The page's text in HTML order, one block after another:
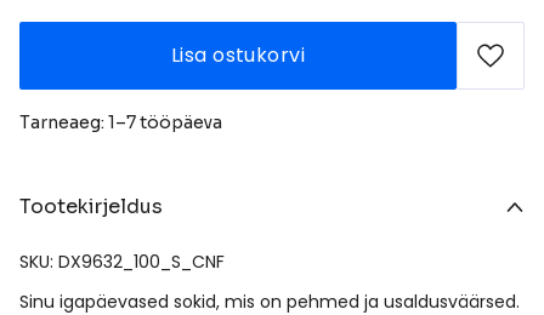
Lisa ostukorvi
Tarneaeg: 1–7 tööpäeva
Tootekirjeldus
SKU: DX9632_100_S_CNF
Sinu igapäevased sokid, mis on pehmed ja usaldusväärsed.